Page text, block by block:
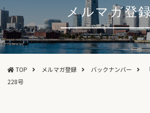
メルマガ登
TOP メルマガ登録 バックナンバー
228号